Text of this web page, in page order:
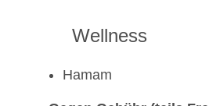
Wellness
Hamam